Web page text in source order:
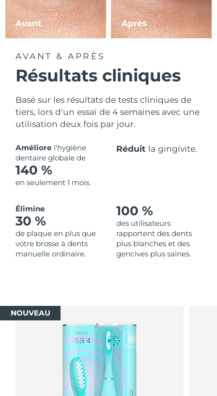
Avant Après
AVANT & APRÈS
Résultats cliniques
Basé sur les résultats de tests cliniques de
tiers, lors d'un essai de 4 semaines avec une
utilisation deux fois par jour.
Améliore l'hygiène
dentaire globale de
140 %
en seulement 1 mois.
Réduit la gingivite.
Élimine
30 %
de plaque en plus que
votre brosse à dents
manuelle ordinaire.
100 %
des utilisateurs
rapportent des dents
plus blanches et des
gencives plus saines.
NOUVEAU